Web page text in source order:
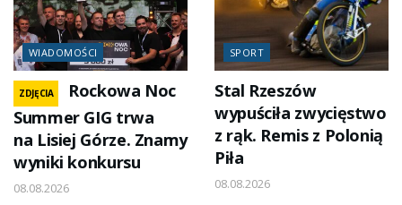
WIADOMOŚCI
ZDJĘCIA
Rockowa Noc
Summer GIG trwa
na Lisiej Górze. Znamy
wyniki konkursu
08.08.2026
SPORT
Stal Rzeszów
wypuściła zwycięstwo
z rąk. Remis z Polonią
Piła
08.08.2026